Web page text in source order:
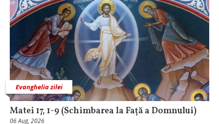
Evanghelia zilei
Matei 17, 1-9 (Schimbarea la Față a Domnului)
06 Aug, 2026